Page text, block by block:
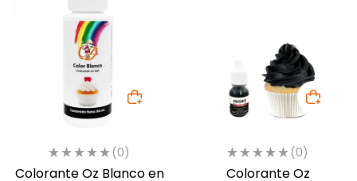
(0)
Colorante Oz Blanco en
(0)
Colorante Oz